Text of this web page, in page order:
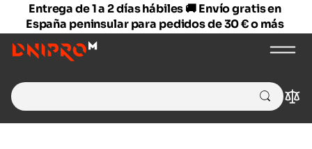
Entrega de 1 a 2 días hábiles 🚚 Envío gratis en
España peninsular para pedidos de 30 € o más
Search
for: